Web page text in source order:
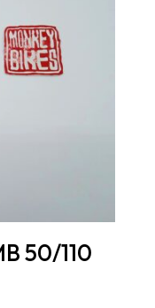
50/110